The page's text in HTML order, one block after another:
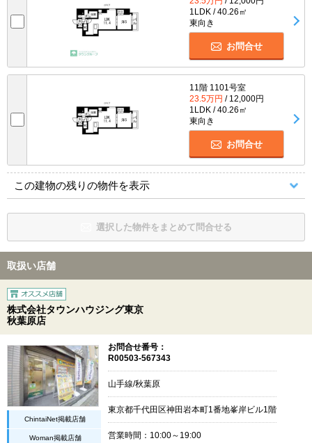
1LDK / 40.26㎡
東向き
お問合せ
11階 1101号室
23.5万円 / 12,000円
1LDK / 40.26㎡
東向き
お問合せ
この建物の残りの物件を表示
選択した物件をまとめて問合せる
取扱い店舗
株式会社タウンハウジング東京
秋葉原店
ChintaiNet掲載店舗
Woman掲載店舗
お問合せ番号：
R00503-567343
山手線/秋葉原
東京都千代田区神田岩本町1番地峯岸ビル1階
営業時間：10:00～19:00